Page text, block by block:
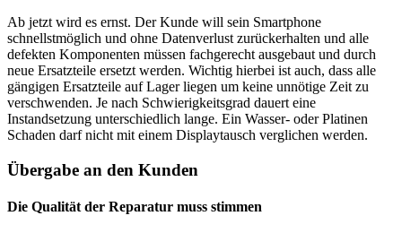
Ab jetzt wird es ernst. Der Kunde will sein Smartphone
schnellstmöglich und ohne Datenverlust zurückerhalten und alle
defekten Komponenten müssen fachgerecht ausgebaut und durch
neue Ersatzteile ersetzt werden. Wichtig hierbei ist auch, dass alle
gängigen Ersatzteile auf Lager liegen um keine unnötige Zeit zu
verschwenden. Je nach Schwierigkeitsgrad dauert eine
Instandsetzung unterschiedlich lange. Ein Wasser- oder Platinen
Schaden darf nicht mit einem Displaytausch verglichen werden.
Übergabe an den Kunden
Die Qualität der Reparatur muss stimmen